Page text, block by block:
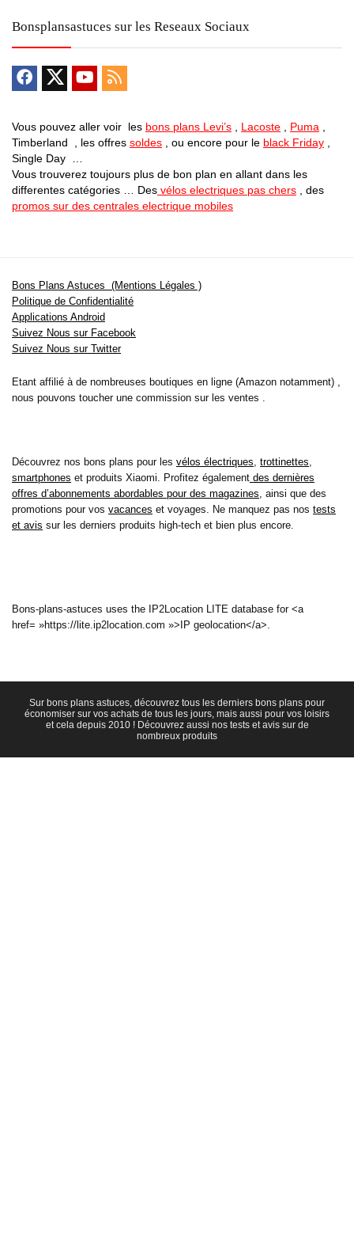
Bonsplansastuces sur les Reseaux Sociaux
Vous pouvez aller voir les bons plans Levi’s Lacoste Puma
Timberland , les offres soldes , ou encore pour le black Friday
Single Day …
Vous trouverez toujours plus de bon plan en allant dans les
differentes catégories … Des vélos electriques pas chers , des
promos sur des centrales electrique mobiles
Bons Plans Astuces (Mentions Légales )
Politique de Confidentialité
Applications Android
Suivez Nous sur Facebook
Suivez Nous sur Twitter
Etant affilié à de nombreuses boutiques en ligne (Amazon notamment) ,
nous pouvons toucher une commission sur les ventes .
Découvrez nos bons plans pour les vélos électriques, trottinettes,
smartphones et produits Xiaomi. Profitez également des dernières
offres d’abonnements abordables pour des magazines, ainsi que des
promotions pour vos vacances et voyages. Ne manquez pas nos tests
et avis sur les derniers produits high-tech et bien plus encore.
Bons-plans-astuces uses the IP2Location LITE database for <a
href= »https://lite.ip2location.com »>IP geolocation</a>.
Sur bons plans astuces, découvrez tous les derniers bons plans pour
économiser sur vos achats de tous les jours, mais aussi pour vos loisirs
et cela depuis 2010 ! Découvrez aussi nos tests et avis sur de
nombreux produits